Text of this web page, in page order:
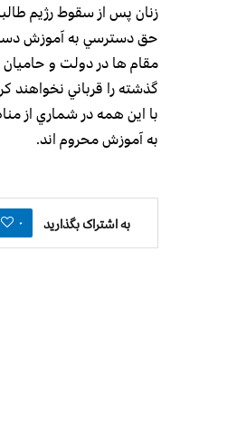
حق دسترسي به آموزش
مقام ها در دولت و حاميان
گذشته را قرباني نخواهند
با اين همه در شماري از
به آموزش محروم اند.
به اشتراک بگذارید ۰